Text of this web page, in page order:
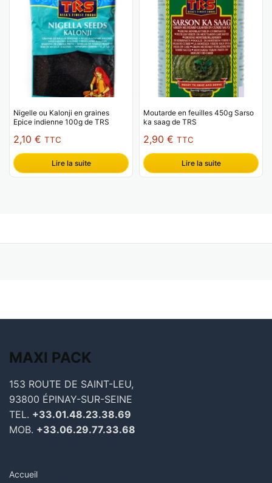
Nigelle ou Kalonji en graines
Epice indienne 100g de TRS
2,10 € TTC
Lire la suite
Moutarde en feuilles 450g Sarso
ka saag de TRS
2,90 € TTC
Lire la suite
MAXI PACK
153 ROUTE DE SAINT-LEU,
93800 ÉPINAY-SUR-SEINE
TEL. +33.01.48.23.38.69
MOB. +33.06.29.77.33.68
Accueil